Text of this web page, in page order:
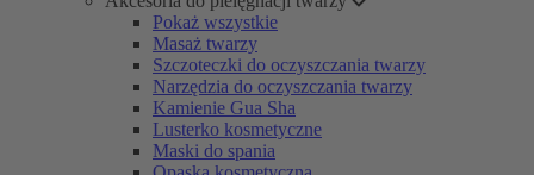
Pokaż wszystkie
Masaż twarzy
Szczoteczki do oczyszczania twarzy
Narzędzia do oczyszczania twarzy
Kamienie Gua Sha
Lusterko kosmetyczne
Maski do spania